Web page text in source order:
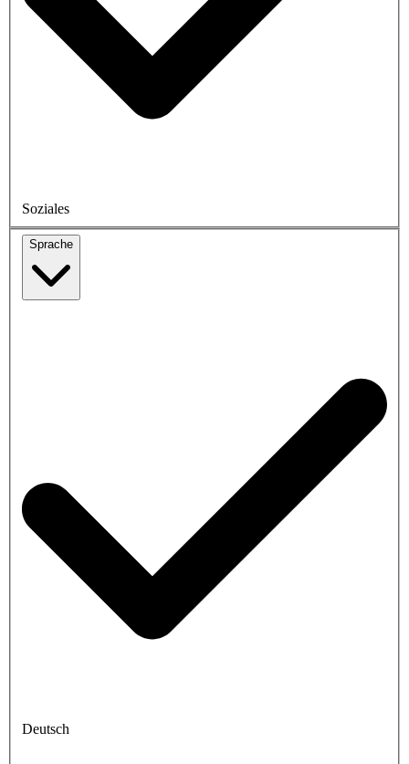
Soziales
Sprache
Deutsch